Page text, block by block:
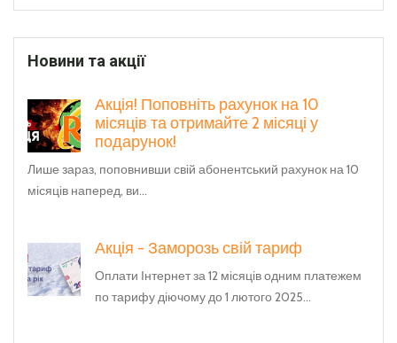
Новини та акції
Акція! Поповніть рахунок на 10
місяців та отримайте 2 місяці у
подарунок!
Лише зараз, поповнивши свій абонентський рахунок на 10
місяців наперед, ви...
Акція - Заморозь свій тариф
Оплати Інтернет за 12 місяців одним платежем
по тарифу діючому до 1 лютого 2025...